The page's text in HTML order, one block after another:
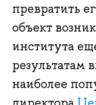
превратить
объект
института
результатам
наиболее